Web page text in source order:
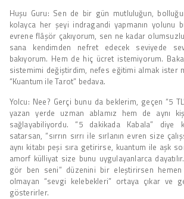
Huşu Guru: Sen de bir gün mutluluğun,
kolayca her şeyi indragandi yapmanın yolunu
evrene flâşör çakıyorum, sen ne kadar
sana kendimden nefret edecek seviyede
bakıyorum. Hem de hiç ücret istemiyorum.
sistemimi değiştirdim, nefes eğitimi almak ister
“Kuantum ile Tarot” bedava.
Yolcu: Nee? Gerçi bunu da beklerim, geçen “5
yazan yerde uzman ablamız hem de aynı
sağlayabiliyordu. “5 dakikada Kabala” diye
satarsan, “sırrın sırrı ile sırlanın evren size
aynı kitabı peşi sıra getirirse, kuantum ile aşk
amorf külliyat size bunu uygulayanlarca
gör ben seni” düzenini bir eleştirirsen
olmayan “sevgi kelebekleri” ortaya çıkar ve
gösterirler.